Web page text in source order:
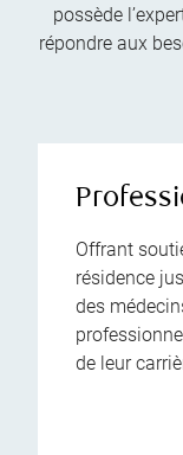
possède
répondre aux
Offrant
résidence
des
de leur